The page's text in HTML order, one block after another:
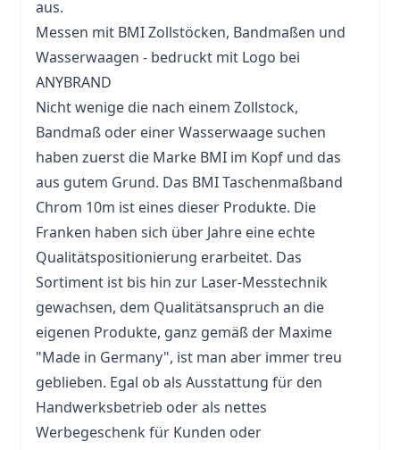
aus.
Messen mit BMI Zollstöcken, Bandmaßen und
Wasserwaagen - bedruckt mit Logo bei
ANYBRAND
Nicht wenige die nach einem Zollstock,
Bandmaß oder einer Wasserwaage suchen
haben zuerst die Marke BMI im Kopf und das
aus gutem Grund. Das BMI Taschenmaßband
Chrom 10m ist eines dieser Produkte. Die
Franken haben sich über Jahre eine echte
Qualitätspositionierung erarbeitet. Das
Sortiment ist bis hin zur Laser-Messtechnik
gewachsen, dem Qualitätsanspruch an die
eigenen Produkte, ganz gemäß der Maxime
"Made in Germany", ist man aber immer treu
geblieben. Egal ob als Ausstattung für den
Handwerksbetrieb oder als nettes
Werbegeschenk für Kunden oder